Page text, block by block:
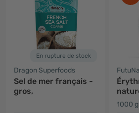
En rupture de stock
Dragon Superfoods
Sel de mer français -
gros,
1000 g